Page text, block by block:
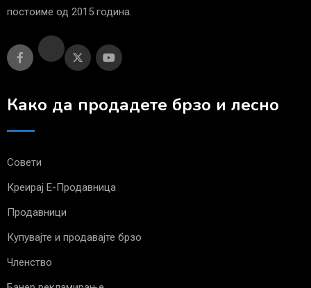
постоиме од 2015 година.
Како да продадете брзо и лесно
Совети
Креирај Е-Продавница
Продавници
Купувајте и продавајте брзо
Членство